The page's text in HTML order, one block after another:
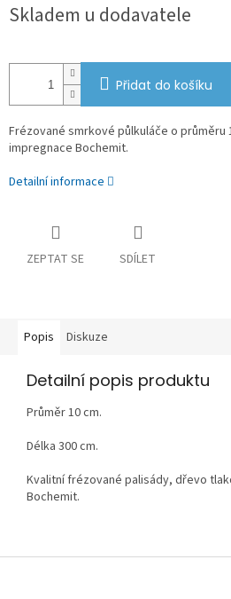
cena:
Skladem u dodavatele
Přidat do košíku
Frézované smrkové půlkuláče o průměru
impregnace Bochemit.
Detailní informace
ZEPTAT SE SDÍLET
Popis Diskuze
Detailní popis produktu
Průměr 10 cm.
Délka 300 cm.
Kvalitní frézované palisády, dřevo
Bochemit.
Z